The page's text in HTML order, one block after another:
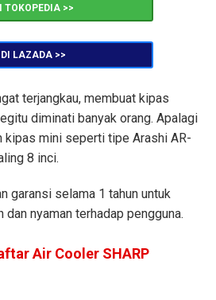
TOKOPEDIA >>
DI LAZADA >>
terjangkau, membuat kipas
diminati banyak orang. Apalagi
kipas mini seperti tipe Arashi AR-
8 inci.
garansi selama 1 tahun untuk
dan nyaman terhadap pengguna.
Air Cooler SHARP